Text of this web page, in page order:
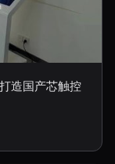
造国产芯触控